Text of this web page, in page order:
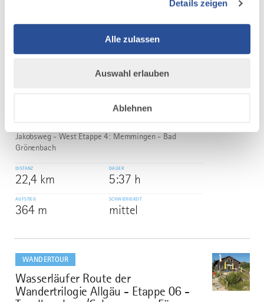
Details zeigen
Alle zulassen
Auswahl erlauben
Ablehnen
mittel
Jakobsweg - West Etappe 4:
Jakobsweg - West Etappe 4: Memmingen - Bad
Grönenbach
DISTANZ
22,4 km
DAUER
5:37 h
AUFSTIEG
364 m
SCHWIERIGKEIT
mittel
WANDERTOUR
6
Wasserläufer Route der
Wandertrilogie Allgäu - Etappe 06 -
©
dazu